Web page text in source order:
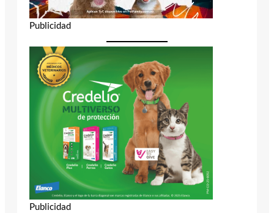
Publicidad
Publicidad